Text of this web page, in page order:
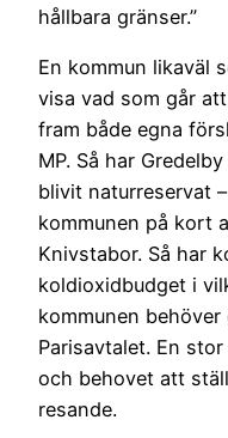
hållbara gränser.”
En kommun likaväl
visa vad som går
fram både egna
MP. Så har
blivit naturreservat
kommunen på kort
Knivstabor. Så har
koldioxidbudget i
kommunen
Parisavtalet. En
och behovet att
resande.